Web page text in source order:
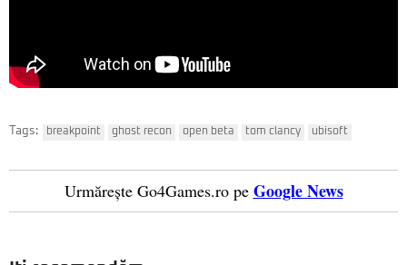
Tags: breakpoint ghost recon open beta tom clancy ubisoft
Urmărește Go4Games.ro pe Google News